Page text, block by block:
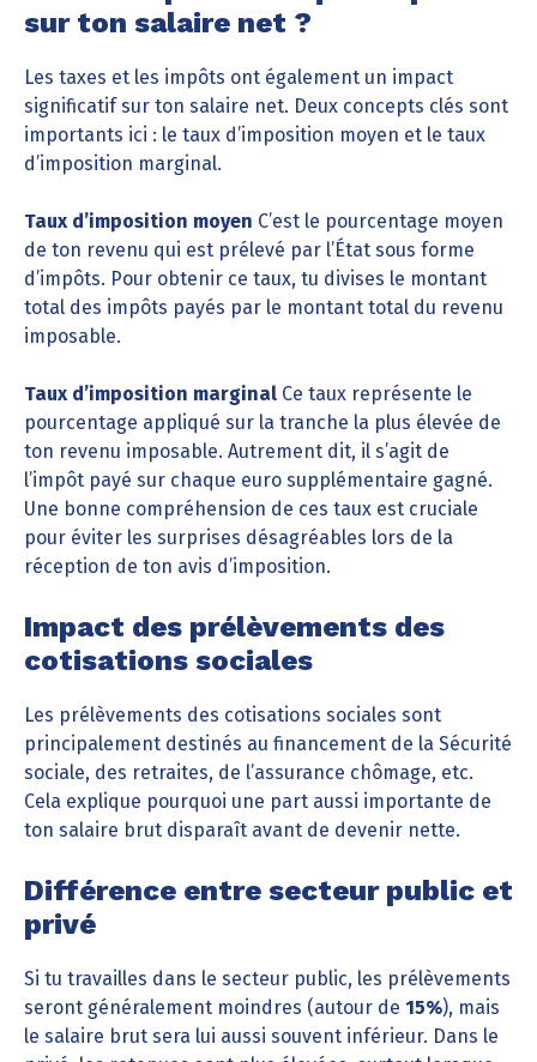
sur ton salaire net ?
Les taxes et les impôts ont également un impact
significatif sur ton salaire net. Deux concepts clés sont
importants ici : le taux d’imposition moyen et le taux
d’imposition marginal.
Taux d’imposition moyen C’est le pourcentage moyen
de ton revenu qui est prélevé par l’État sous forme
d’impôts. Pour obtenir ce taux, tu divises le montant
total des impôts payés par le montant total du revenu
imposable.
Taux d’imposition marginal Ce taux représente le
pourcentage appliqué sur la tranche la plus élevée de
ton revenu imposable. Autrement dit, il s’agit de
l’impôt payé sur chaque euro supplémentaire gagné.
Une bonne compréhension de ces taux est cruciale
pour éviter les surprises désagréables lors de la
réception de ton avis d’imposition.
Impact des prélèvements des
cotisations sociales
Les prélèvements des cotisations sociales sont
principalement destinés au financement de la Sécurité
sociale, des retraites, de l’assurance chômage, etc.
Cela explique pourquoi une part aussi importante de
ton salaire brut disparaît avant de devenir nette.
Différence entre secteur public et
privé
Si tu travailles dans le secteur public, les prélèvements
seront généralement moindres (autour de 15%), mais
le salaire brut sera lui aussi souvent inférieur. Dans le